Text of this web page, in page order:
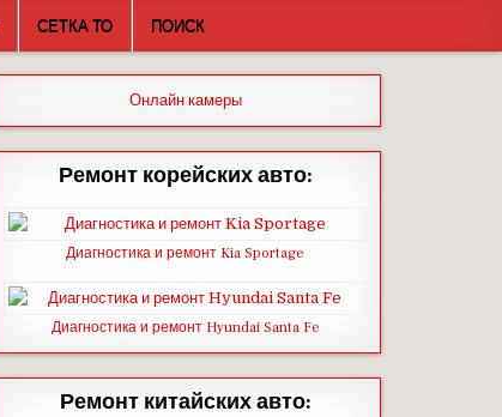
СЕТКА ТО ПОИСК
Онлайн камеры
Ремонт корейских авто:
Диагностика и ремонт Kia Sportage
Диагностика и ремонт Hyundai Santa Fe
Ремонт китайских авто: